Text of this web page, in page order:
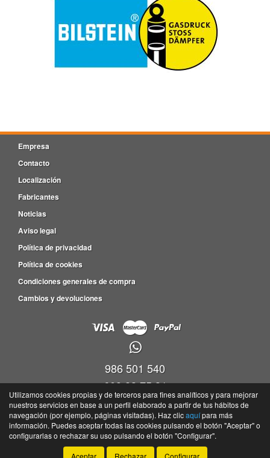
Empresa
Contacto
Localización
Fabricantes
Noticias
Aviso legal
Política de privacidad
Política de cookies
Condiciones generales de compra
Cambios y devoluciones
986 501 540
609 83 75 31
Viveiro empresas Barro, P.I. Barro Parc. 4-5, Nave 9, Oficina 17,36692 -
Portela(Barro) - Pontevedra
©Tayser- 2026 -Tienda online de recambios de Gira
Utilizamos cookies propias y de terceros para fines analíticos y para mejorar
nuestros servicios en base a un perfil elaborado a partir de tus hábitos de
navegación (por ejemplo, páginas visitadas). Haz clicaquípara más
información. Puedes aceptar todas las cookies pulsando el botón "Aceptar" o
configurarlas o rechazar su uso pulsando el botón "Configurar".
Aceptar
Rechazar Configurar